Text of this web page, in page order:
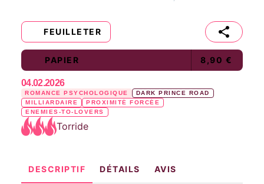
FEUILLETER
PAPIER 8,90 €
04.02.2026
ROMANCE PSYCHOLOGIQUE
DARK PRINCE ROAD
MILLIARDAIRE
PROXIMITÉ FORCÉE
ENEMIES-TO-LOVERS
Torride
DESCRIPTIF DÉTAILS AVIS